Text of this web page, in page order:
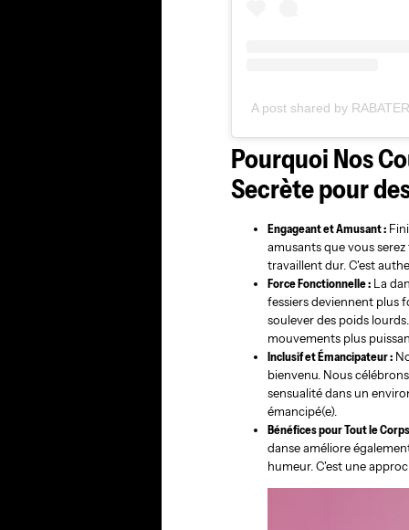
A post shared by
Pourquoi Nos
Secrète pour
Engageant et Amusant :Fini
amusants que vous
travaillent dur. C'est
Force Fonctionnelle :La
fessiers deviennent plus
soulever des poids
mouvements plus
Inclusif et Émancipateur :
bienvenu. Nous
sensualité dans un
émancipé(e).
Bénéfices pour Tout le
danse améliore
humeur. C'est une